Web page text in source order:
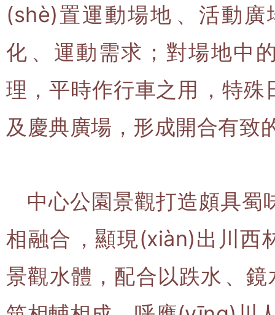
(shè)置運動場地、活動
化、運動需求；對場
理，平時作行車之用，
及慶典廣場，形成開合有致的
中心公園景觀打造頗具蜀
相融合，顯現(xiàn)出川
景觀水體，配合以跌水